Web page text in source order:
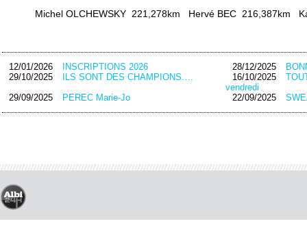
Michel OLCHEWSKY 221,278km Hervé BEC 216,387km
12/01/2026 INSCRIPTIONS 2026 28/12/2025
29/10/2025
ILS SONT DES CHAMPIONS…. 16/10/2025
vendredi
29/09/2025
PEREC Marie-Jo 22/09/2025